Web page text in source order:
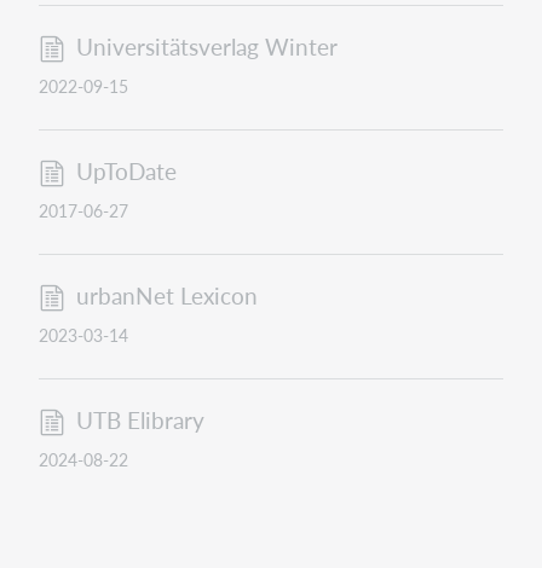
Universitätsverlag Winter
2022-09-15
UpToDate
2017-06-27
urbanNet Lexicon
2023-03-14
UTB Elibrary
2024-08-22